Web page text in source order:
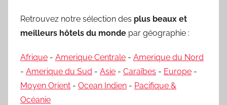
Retrouvez notre sélection des plus beaux et
meilleurs hôtels du monde par géographie :
Afrique - Amerique Centrale - Amerique du Nord
- Amerique du Sud - Asie - Caraïbes - Europe -
Moyen Orient - Ocean Indien - Pacifique &
Océanie